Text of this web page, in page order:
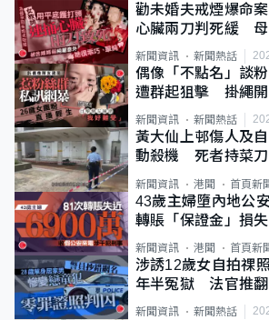
勸未婚夫戒煙爆命
心臟兩刀判死緩
新聞資訊 新聞熱話
偶像「不點名」談
遭群起狙擊 掛繩開
新聞資訊 新聞熱話
黃大仙上邨傷人及
動殺機 死者持菜刀
新聞資訊 港聞 首頁新
43歲主婦墮內地公
轉賬「保證金」損
新聞資訊 港聞 首頁新
涉誘12歲女自拍祼
年半冤獄 法官推
新聞資訊 新聞熱話